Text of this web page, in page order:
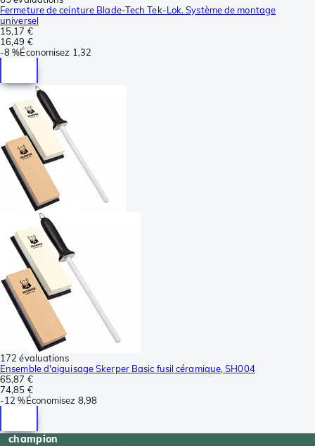
Fermeture de ceinture Blade-Tech Tek-Lok. Système de montage
universel
15,17 €
16,49 €
-8 %Économisez 1,32
172 évaluations
Ensemble d'aiguisage Skerper Basic fusil céramique, SH004
65,87 €
74,85 €
-12 %Économisez 8,98
champion